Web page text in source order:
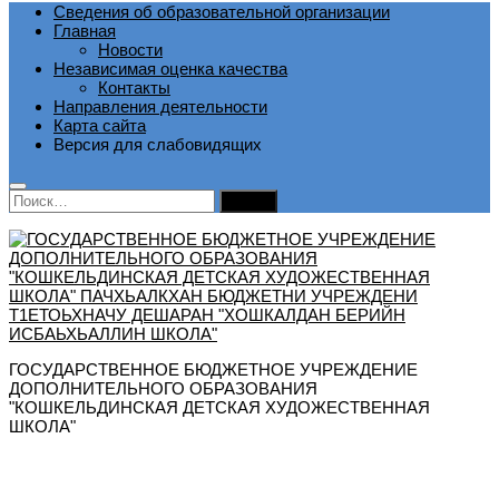
Сведения об образовательной организации
Главная
Новости
Независимая оценка качества
Контакты
Направления деятельности
Карта сайта
Версия для слабовидящих
Найти:
ГОСУДАРСТВЕННОЕ БЮДЖЕТНОЕ УЧРЕЖДЕНИЕ
ДОПОЛНИТЕЛЬНОГО ОБРАЗОВАНИЯ
"КОШКЕЛЬДИНСКАЯ ДЕТСКАЯ ХУДОЖЕСТВЕННАЯ
ШКОЛА"